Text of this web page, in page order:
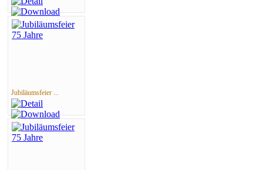
Jubiläumsfeier ...